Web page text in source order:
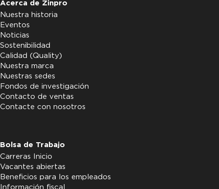
Acerca de Zinpro
Nuestra historia
Eventos
Noticias
Sostenibilidad
Calidad (Quality)
Nuestra marca
Nuestras sedes
Fondos de investigación
Contacto de ventas
Contacte con nosotros
Bolsa de Trabajo
Carreras Inicio
Vacantes abiertas
Beneficios para los empleados
Información fiscal